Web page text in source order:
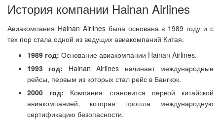
История компании Hainan Airlines
Авиакомпания Hainan Airlines была основана в 1989 году и с
тех пор стала одной из ведущих авиакомпаний Китая.
1989 год: Основание авиакомпании Hainan Airlines.
1993 год: Hainan Airlines начинает международные
рейсы, первым из которых стал рейс в Бангкок.
2000 год: Компания становится первой китайской
авиакомпанией, которая прошла международную
сертификацию безопасности.